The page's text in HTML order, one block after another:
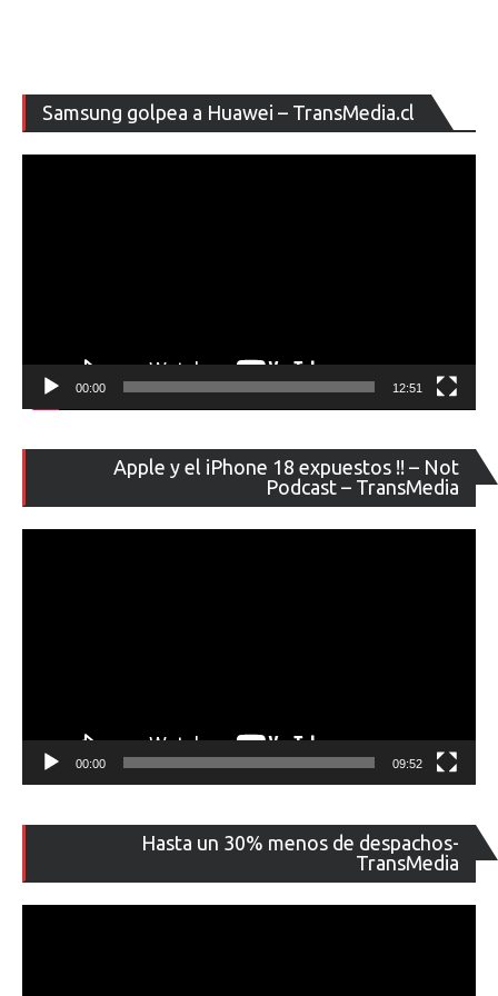
Samsung golpea a Huawei – TransMedia.cl
de
00:00 12:51
Apple y el iPhone 18 expuestos !! – Not
Podcast – TransMedia
de
00:00 09:52
Hasta un 30% menos de despachos-
TransMedia
de